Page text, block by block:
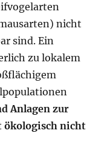
nicht
sind. Ein
zu lokalem
Anlagen zur
ökologisch nicht